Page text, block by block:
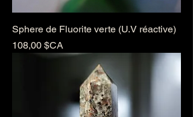
Sphere de Fluorite verte (U.V réactive)
Prix
108,00 $CA